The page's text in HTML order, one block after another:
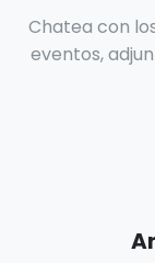
Chatea con
eventos,